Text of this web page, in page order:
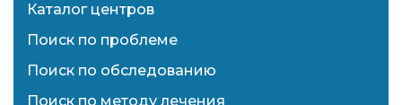
Каталог центров
Поиск по проблеме
Поиск по обследованию
Поиск по методу лечения